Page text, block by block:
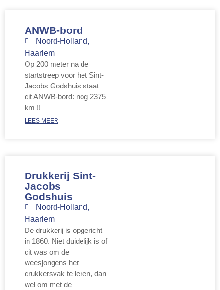
ANWB-bord
Noord-Holland,
Haarlem
Op 200 meter na de
startstreep voor het Sint-
Jacobs Godshuis staat
dit ANWB-bord: nog 2375
km !!
LEES MEER
Drukkerij Sint-
Jacobs
Godshuis
Noord-Holland,
Haarlem
De drukkerij is opgericht
in 1860. Niet duidelijk is of
dit was om de
weesjongens het
drukkersvak te leren, dan
wel om met de